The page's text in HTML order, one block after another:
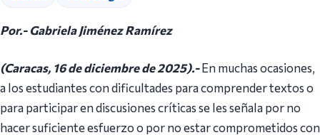
Por.- Gabriela Jiménez Ramírez
(Caracas, 16 de diciembre de 2025).-En muchas ocasiones,
a los estudiantes con dificultades para comprender textos o
para participar en discusiones críticas se les señala por no
hacer suficiente esfuerzo o por no estar comprometidos con